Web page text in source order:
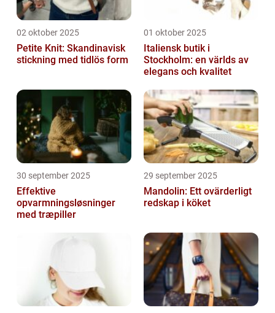
02 oktober 2025
Petite Knit: Skandinavisk
stickning med tidlös form
01 oktober 2025
Italiensk butik i
Stockholm: en världs av
elegans och kvalitet
30 september 2025
Effektive
opvarmningsløsninger
med træpiller
29 september 2025
Mandolin: Ett ovärderligt
redskap i köket